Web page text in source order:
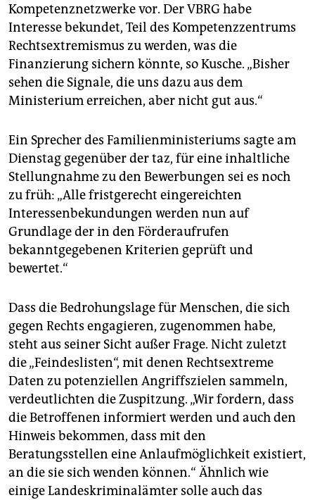
Kompetenznetzwerke vor. Der VBRG habe
Interesse bekundet, Teil des Kompetenzzentrums
Rechtsextremismus zu werden, was die
Finanzierung sichern könnte, so Kusche. „Bisher
sehen die Signale, die uns dazu aus dem
Ministerium erreichen, aber nicht gut aus.“
Ein Sprecher des Familienministeriums sagte am
Dienstag gegenüber der taz, für eine inhaltliche
Stellungnahme zu den Bewerbungen sei es noch
zu früh: „Alle fristgerecht eingereichten
Interessenbekundungen werden nun auf
Grundlage der in den Förderaufrufen
bekanntgegebenen Kriterien geprüft und
bewertet.“
Dass die Bedrohungslage für Menschen, die sich
gegen Rechts engagieren, zugenommen habe,
steht aus seiner Sicht außer Frage. Nicht zuletzt
die „Feindeslisten“, mit denen Rechtsextreme
Daten zu potenziellen Angriffszielen sammeln,
verdeutlichten die Zuspitzung. „Wir fordern, dass
die Betroffenen informiert werden und auch den
Hinweis bekommen, dass mit den
Beratungsstellen eine Anlaufmöglichkeit existiert,
an die sie sich wenden können.“ Ähnlich wie
einige Landeskriminalämter solle auch das